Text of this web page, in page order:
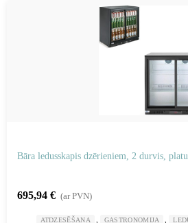
Bāra ledusskapis dzērieniem, 2 durvis,
695,94 € (ar PVN)
ATDZESĒŠANA GASTRONOMIJA